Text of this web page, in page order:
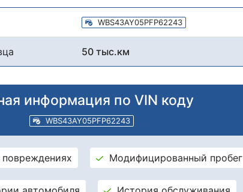
WBS43AY05PFP62243
50 тыс.км
информация по VIN коду
WBS43AY05PFP62243
Модифицированный пробег